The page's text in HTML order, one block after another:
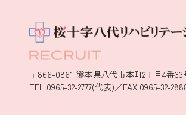
〒866-0861 熊本県八代市本町2丁目4番
TEL 0965-32-2777(代表)／FAX 0965-32-